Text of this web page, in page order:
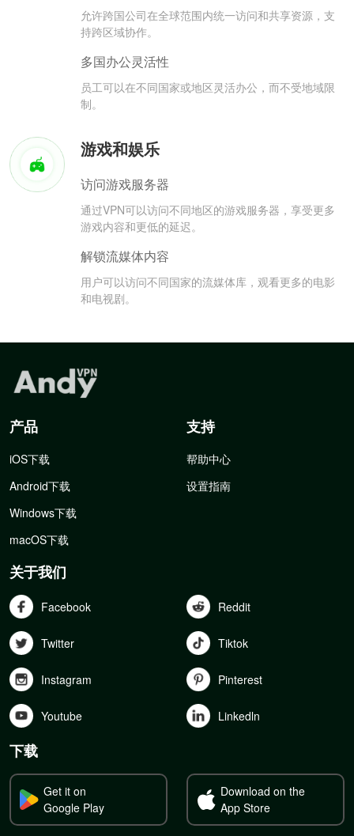
允许跨国公司在全球范围内统一访问和共享资源，支
持跨区域协作。
多国办公灵活性
员工可以在不同国家或地区灵活办公，而不受地域限
制。
游戏和娱乐
访问游戏服务器
通过VPN可以访问不同地区的游戏服务器，享受更多
游戏内容和更低的延迟。
解锁流媒体内容
用户可以访问不同国家的流媒体库，观看更多的电影
和电视剧。
产品
iOS下载
Android下载
Windows下载
macOS下载
支持
帮助中心
设置指南
关于我们
Facebook Reddit
Twitter Tiktok
Instagram Pinterest
Youtube Linkedln
下载
Get it on
Google Play
Download on the
App Store